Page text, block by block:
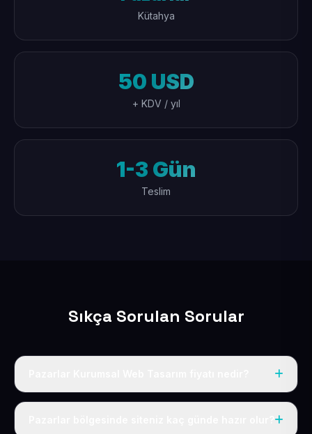
Kütahya
50 USD
+ KDV / yıl
1-3 Gün
Teslim
Sıkça Sorulan Sorular
Tek fiyat uygulanır: yıllık 50 USD + KDV. Bu bedele alan